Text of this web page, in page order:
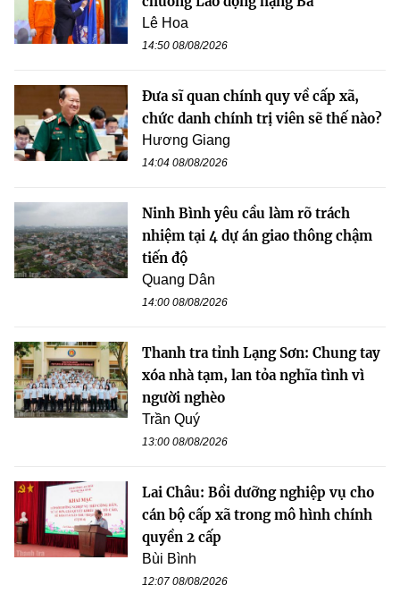
Lê Hoa
14:50 08/08/2026
Đưa sĩ quan chính quy về cấp xã,
chức danh chính trị viên sẽ thế nào?
Hương Giang
14:04 08/08/2026
Ninh Bình yêu cầu làm rõ trách
nhiệm tại 4 dự án giao thông chậm
tiến độ
Quang Dân
14:00 08/08/2026
Thanh tra tỉnh Lạng Sơn: Chung tay
xóa nhà tạm, lan tỏa nghĩa tình vì
người nghèo
Trần Quý
13:00 08/08/2026
Lai Châu: Bồi dưỡng nghiệp vụ cho
cán bộ cấp xã trong mô hình chính
quyền 2 cấp
Bùi Bình
12:07 08/08/2026